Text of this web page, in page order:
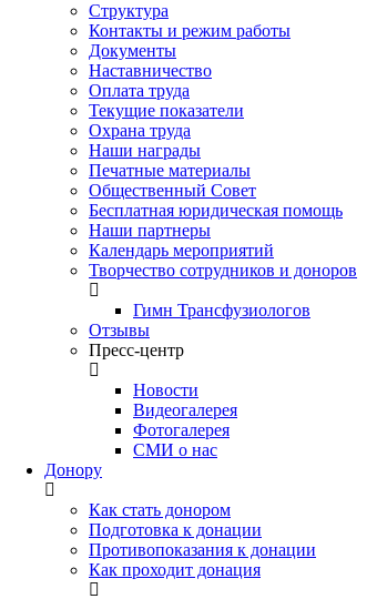
Структура
Контакты и режим работы
Документы
Наставничество
Оплата труда
Текущие показатели
Охрана труда
Наши награды
Печатные материалы
Общественный Совет
Бесплатная юридическая помощь
Наши партнеры
Календарь мероприятий
Творчество сотрудников и доноров
Гимн Трансфузиологов
Отзывы
Пресс-центр
Новости
Видеогалерея
Фотогалерея
СМИ о нас
Донору
Как стать донором
Подготовка к донации
Противопоказания к донации
Как проходит донация